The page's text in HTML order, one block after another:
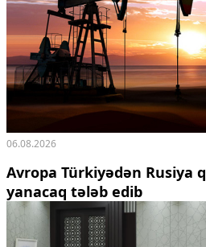
06.08.2026
Avropa Türkiyədən Rusiya
yanacaq tələb edib